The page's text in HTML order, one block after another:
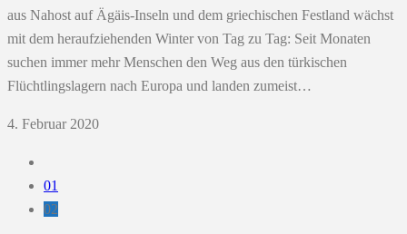
aus Nahost auf Ägäis-Inseln und dem griechischen Festland wächst
mit dem heraufziehenden Winter von Tag zu Tag: Seit Monaten
suchen immer mehr Menschen den Weg aus den türkischen
Flüchtlingslagern nach Europa und landen zumeist…
4. Februar 2020
01
02